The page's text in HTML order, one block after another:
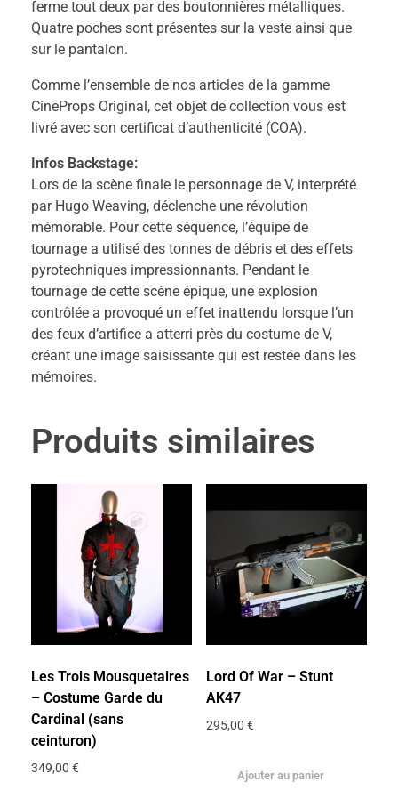
ferme tout deux par des boutonnières métalliques.
Quatre poches sont présentes sur la veste ainsi que
sur le pantalon.
Comme l’ensemble de nos articles de la gamme
CineProps Original, cet objet de collection vous est
livré avec son certificat d’authenticité (COA).
Infos Backstage:
Lors de la scène finale le personnage de V, interprété
par Hugo Weaving, déclenche une révolution
mémorable. Pour cette séquence, l’équipe de
tournage a utilisé des tonnes de débris et des effets
pyrotechniques impressionnants. Pendant le
tournage de cette scène épique, une explosion
contrôlée a provoqué un effet inattendu lorsque l’un
des feux d’artifice a atterri près du costume de V,
créant une image saisissante qui est restée dans les
mémoires.
Produits similaires
Les Trois Mousquetaires
– Costume Garde du
Cardinal (sans
ceinturon)
349,00 €
Lord Of War – Stunt
AK47
295,00 €
Ajouter au panier